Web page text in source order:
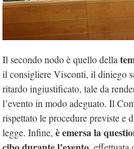
Il secondo nodo è quello della
il consigliere Visconti, il diniego
ritardo ingiustificato, tale da
l’evento in modo adeguato. Il
rispettato le procedure previste e
legge. Infine, è emersa la